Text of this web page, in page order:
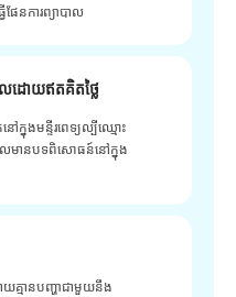
ផែនការព្យាបាល
ដោយឥតគិតថ្លៃ
ក្នុងមន្ទីរពេទ្យល្បីឈ្មោះ
មានបទពិសោធន៍នៅក្នុង
គ្មានបញ្ហាជាមួយនឹង